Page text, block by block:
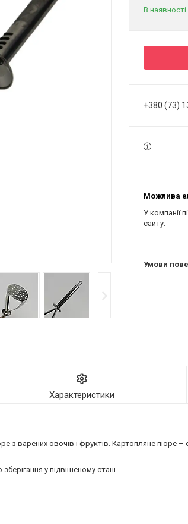
В
+380 (73)
У компанії
сайту.
Характеристики
з варених овочів і фруктів. Картопляне пюре –
у підвішеному стані.